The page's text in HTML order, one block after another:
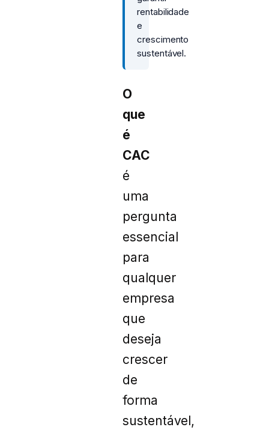
rentabilidade
e
crescimento
sustentável.
O
que
é
CAC
é
uma
pergunta
essencial
para
qualquer
empresa
que
deseja
crescer
de
forma
sustentável,